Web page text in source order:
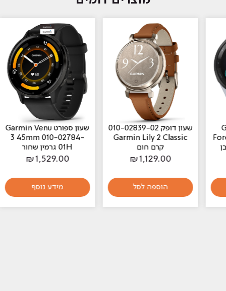
שעון דופק 010-02839-02
Garmin Lily 2 Classic
קרם חום
₪1,129.00
הוספה לסל
‏שעון ספורט Garmin Venu
3 45mm 010-02784-
₪1,529.00
מידע נוסף